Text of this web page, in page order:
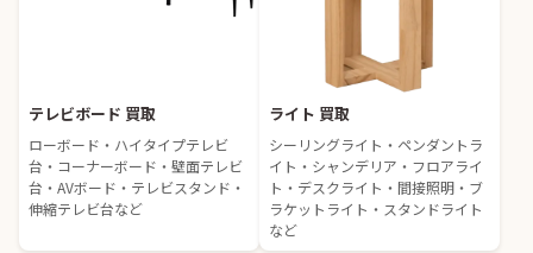
テレビボード 買取
ローボード・ハイタイプテレビ
台・コーナーボード・壁面テレビ
台・AVボード・テレビスタンド・
伸縮テレビ台など
ライト 買取
シーリングライト・ペンダントラ
イト・シャンデリア・フロアライ
ト・デスクライト・間接照明・ブ
ラケットライト・スタンドライト
など